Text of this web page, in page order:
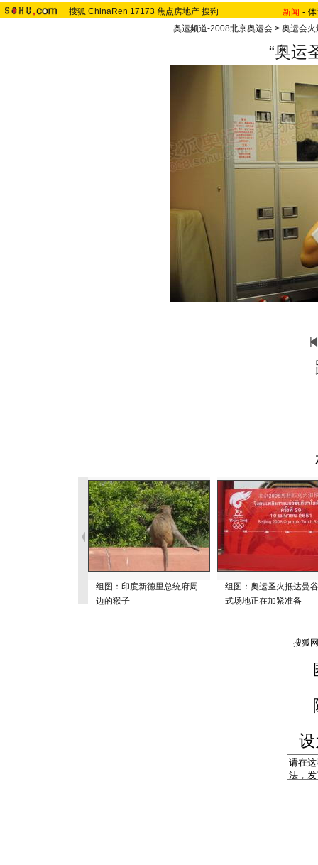
搜狐 ChinaRen 17173 焦点房地产 搜狗 新闻 -
奥运频道-2008北京奥运会> 奥运会火
“奥运
组图：印度新德里总统府周
边的猴子
组图：奥运圣火抵达曼
式场地正在加紧准备